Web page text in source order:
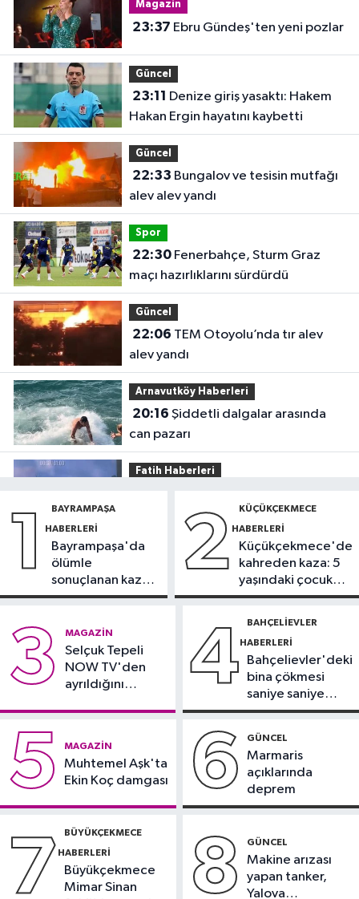
Magazin
23:37 Ebru Gündeş'ten yeni pozlar
Güncel
23:11
Hakan Ergin hayatını kaybetti
Güncel
22:33
alev alev yandı
Spor
22:30Fenerbahçe, Sturm Graz
maçı hazırlıklarını sürdürdü
Güncel
22:06
alev yandı
Arnavutköy Haberleri
20:16
can pazarı
Fatih Haberleri
kamerada
Güncel
ormana sıçradı
17:46
orman yangını söndürüldü
balkonu yıkıldı
1 BAYRAMPAŞA
HABERLERI
Bayrampaşa'da
ölümle
sonuçlanan kaza:
Sürücü
2 KÜÇÜKÇEKMECE
HABERLERI
Küçükçekmece'de
kahreden kaza: 5
yaşındaki çocuk
yoğun bakımda
3 MAGAZIN
Selçuk Tepeli
NOW TV'den
ayrıldığını
4 BAHÇELIEVLER
HABERLERI
Bahçelievler'deki
bina çökmesi
saniye saniye
görüntülendi
5 MAGAZIN
Muhtemel Aşk'ta
Ekin Koç damgası
6 GÜNCEL
Marmaris
açıklarında
deprem
7 BÜYÜKÇEKMECE
HABERLERI
Büyükçekmece
Mimar Sinan
8 GÜNCEL
Makine arızası
yapan tanker,
Yalova